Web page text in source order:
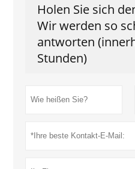
Holen Sie sich
Wir werden so
antworten
Stunden)